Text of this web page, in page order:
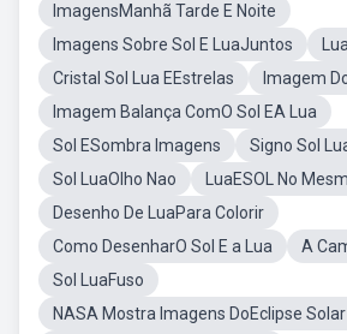
ImagensManhã Tarde E Noite
Imagens Sobre Sol E LuaJuntos
Cristal Sol Lua EEstrelas
Imagem
Imagem Balança ComO Sol EA Lua
Sol ESombra Imagens
Signo Sol
Sol LuaOlho Nao
LuaESOL No
Desenho De LuaPara Colorir
Como DesenharO Sol E a Lua
A
Sol LuaFuso
NASA Mostra Imagens DoEclipse